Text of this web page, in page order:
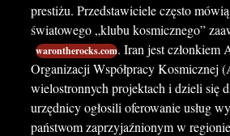
prestiżu. Przedstawiciele często
światowego „klubu kosmicznego”
warontherocks.com. Iran jest członkiem
Organizacji Współpracy Kosmicznej
wielostronnych projektach i dzieli się
urzędnicy ogłosili oferowanie usług
państwom zaprzyjaźnionym w